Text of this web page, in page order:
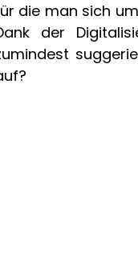
die man sich
der